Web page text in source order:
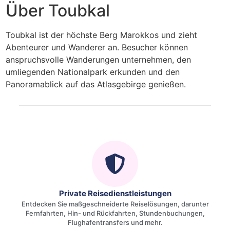
Über Toubkal
Toubkal ist der höchste Berg Marokkos und zieht
Abenteurer und Wanderer an. Besucher können
anspruchsvolle Wanderungen unternehmen, den
umliegenden Nationalpark erkunden und den
Panoramablick auf das Atlasgebirge genießen.
Private Reisedienstleistungen
Entdecken Sie maßgeschneiderte Reiselösungen, darunter
Fernfahrten, Hin- und Rückfahrten, Stundenbuchungen,
Flughafentransfers und mehr.